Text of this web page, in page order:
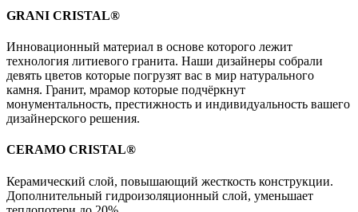
GRANI CRISTAL®
Инновационный материал в основе которого лежит
технология литиевого гранита. Наши дизайнеры собрали
девять цветов которые погрузят вас в мир натурального
камня. Гранит, мрамор которые подчёркнут
монументальность, престижность и индивидуальность вашего
дизайнерского решения.
CERAMO CRISTAL®
Керамический слой, повышающий жесткость конструкции.
Дополнительный гидроизоляционный слой, уменьшает